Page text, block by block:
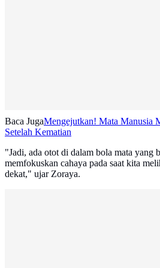
Baca JugaMengejutkan! Mata Manusia
Setelah Kematian
"Jadi, ada otot di dalam bola mata yang
memfokuskan cahaya pada saat kita
dekat," ujar Zoraya.